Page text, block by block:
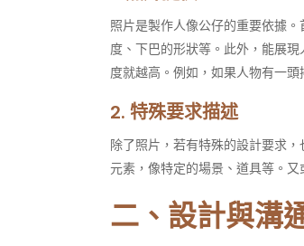
照片是製作人像公仔的重要依據
度、下巴的形狀等。此外，能展
度就越高。例如，如果人物有一
2. 特殊要求描述​
除了照片，若有特殊的設計要求
元素，像特定的場景、道具等。
二、設計與溝